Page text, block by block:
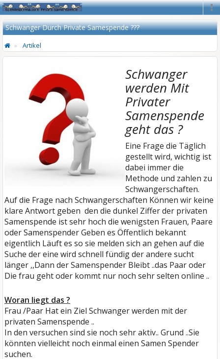
Schwanger Durch Private Samespende ???
Artikel
Schwanger
werden Mit
Privater
Samenspende
geht das ?
Eine Frage die Täglich
gestellt wird, wichtig ist
dabei immer die
Methode und zahlen zu
Schwangerschaften.
Auf die Frage nach Schwangerschaften Können wir keine
klare Antwort geben den die dunkel Ziffer der privaten
Samenspende ist sehr hoch die wenigsten Frauen, Paare
oder Samenspender Geben es Öffentlich bekannt
eigentlich Läuft es so sie melden sich an gehen auf die
Suche der eine wird schnell fündig der andere sucht
länger ,,Dann der Samenspender Bleibt ..das Paar oder
Die frau geht oder kommt nur noch sehr selten online ..
Woran liegt das ?
Frau /Paar Hat ein Ziel Schwanger werden mit der
privaten Samenspende ..
In den versuchen sind sie noch sehr aktiv.. Grund ..Sie
könnten vielleicht noch einmal einen Samen Spender
suchen.